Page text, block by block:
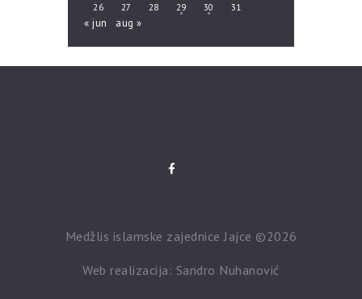
26
27 28 29 30 31
« jun aug »
Medžlis islamske zajednice Jajce ©2026
Web realizacija: Sandro Nuhanović